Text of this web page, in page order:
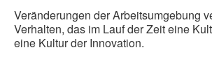
Veränderungen der Arbeitsumgebung
Verhalten, das im Lauf der Zeit eine
eine Kultur der Innovation.